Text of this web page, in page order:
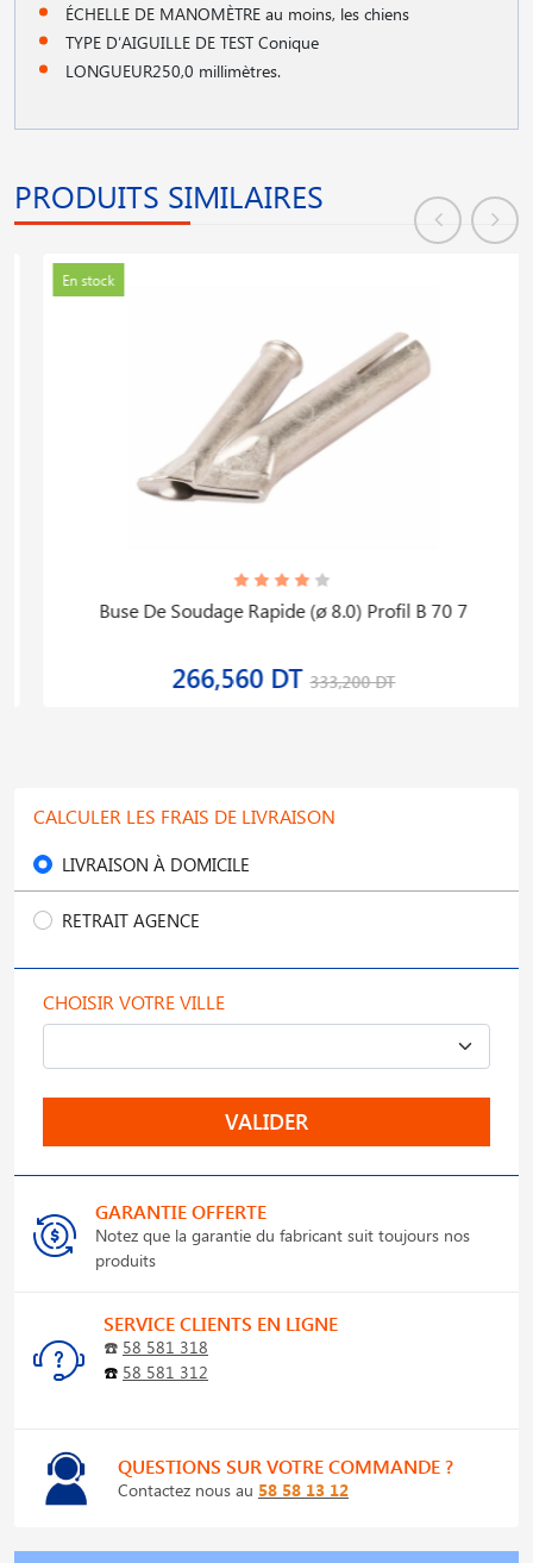
ÉCHELLE DE MANOMÈTRE au moins, les chiens
TYPE D′AIGUILLE DE TEST Conique
LONGUEUR250,0 millimètres.
PRODUITS SIMILAIRES
En stock
Buse De Soudage Rapide (ø 8.0) Profil B 70 7
266,560 DT 333,200 DT
CALCULER LES FRAIS DE LIVRAISON
LIVRAISON À DOMICILE
RETRAIT AGENCE
CHOISIR VOTRE VILLE
VALIDER
GARANTIE OFFERTE
Notez que la garantie du fabricant suit toujours nos
produits
SERVICE CLIENTS EN LIGNE
☎️ 58 581 318
☎️ 58 581 312
QUESTIONS SUR VOTRE COMMANDE ?
Contactez nous au 58 58 13 12